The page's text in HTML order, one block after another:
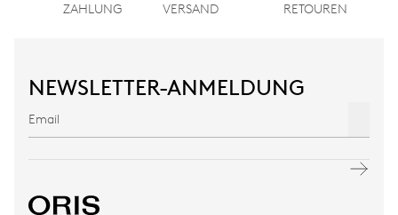
ZAHLUNG
VERSAND
RETOUREN
NEWSLETTER-ANMELDUNG